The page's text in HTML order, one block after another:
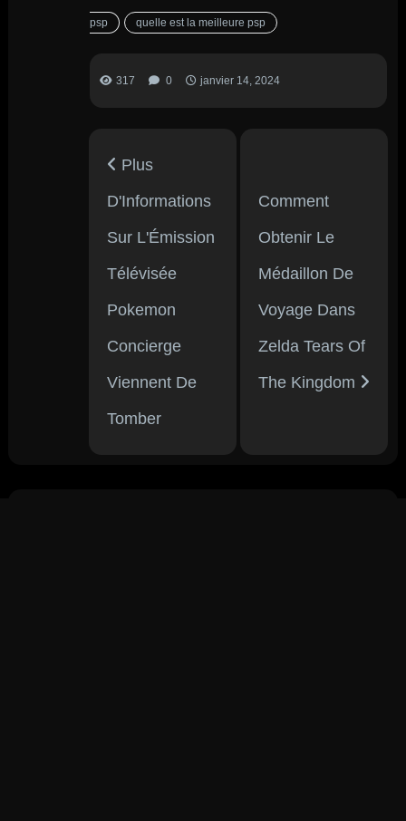
psp quelle est la meilleure psp
317 0 janvier 14, 2024
Plus
D'Informations
Sur L'Émission
Télévisée
Pokemon
Concierge
Viennent De
Tomber
Comment
Obtenir Le
Médaillon De
Voyage Dans
Zelda Tears Of
The Kingdom